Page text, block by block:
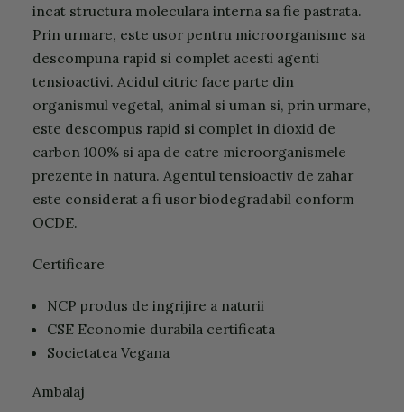
incat structura moleculara interna sa fie pastrata.
Prin urmare, este usor pentru microorganisme sa
descompuna rapid si complet acesti agenti
tensioactivi. Acidul citric face parte din
organismul vegetal, animal si uman si, prin urmare,
este descompus rapid si complet in dioxid de
carbon 100% si apa de catre microorganismele
prezente in natura. Agentul tensioactiv de zahar
este considerat a fi usor biodegradabil conform
OCDE.
Certificare
NCP produs de ingrijire a naturii
CSE Economie durabila certificata
Societatea Vegana
Ambalaj